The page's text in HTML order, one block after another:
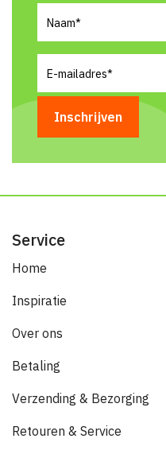
mailadres(Vereist)
Service
Home
Inspiratie
Over ons
Betaling
Verzending & Bezorging
Retouren & Service